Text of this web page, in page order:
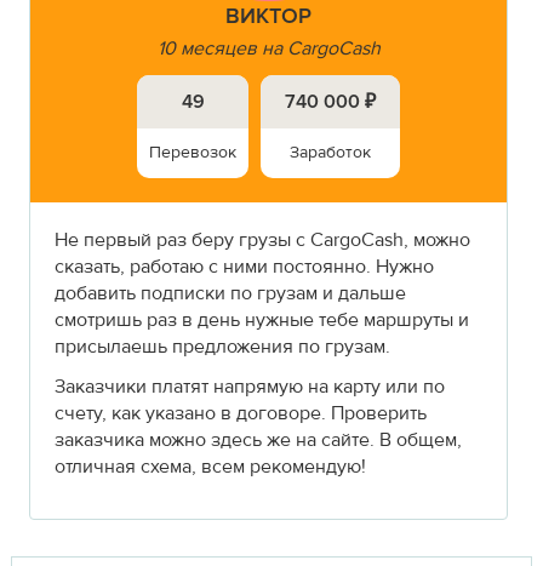
ВИКТОР
10 месяцев на CargoCash
49
Перевозок
740 000 ₽
Заработок
Не первый раз беру грузы с CargoCash, можно
сказать, работаю с ними постоянно. Нужно
добавить подписки по грузам и дальше
смотришь раз в день нужные тебе маршруты и
присылаешь предложения по грузам.
Заказчики платят напрямую на карту или по
счету, как указано в договоре. Проверить
заказчика можно здесь же на сайте. В общем,
отличная схема, всем рекомендую!